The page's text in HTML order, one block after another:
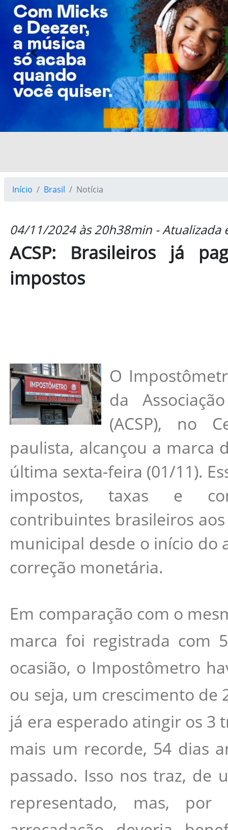
Previous
Início Brasil Notícia
04/11/2024 às 20h38min -
ACSP: Brasileiros já
impostos
O
da
(ACSP), no
paulista, alcançou a marca
última sexta-feira (01/11).
impostos, taxas e
contribuintes brasileiros
municipal desde o início do
correção monetária.
Em comparação com o
marca foi registrada com
ocasião, o Impostômetro
ou seja, um crescimento de
já era esperado atingir os 3
mais um recorde, 54 dias
passado. Isso nos traz, de
representado, mas,